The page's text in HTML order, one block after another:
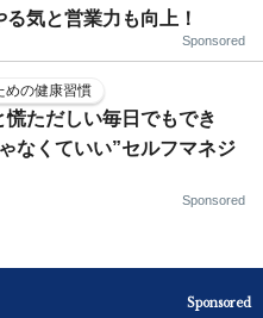
気と営業力も向上！
Sponsored
めの健康習慣
慌ただしい毎日でもでき
なくていい”セルフマネジ
Sponsored
Sponsored